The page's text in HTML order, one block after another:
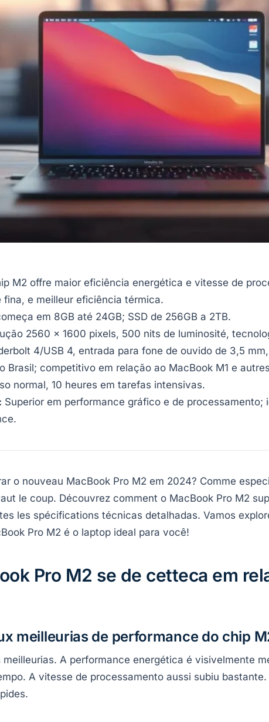
M2 offre maior eficiência energética e vitesse de
fina, e meilleur eficiência térmica.
em 8GB até 24GB; SSD de 256GB a 2TB.
2560 x 1600 pixels, 500 nits de luminosité,
4/USB 4, entrada para fone de ouvido de 3,5
Brasil; competitivo em relação ao MacBook M1 e
normal, 10 heures em tarefas intensivas.
Superior em performance gráfico e de
o nouveau MacBook Pro M2 em 2024? Comme
le coup. Découvrez comment o MacBook Pro M2
les spécifications técnicas detalhadas. Vamos
Pro M2 é o laptop ideal para você!
Pro M2 se de cetteca em
meilleurias de performance do chip
A performance energética é visivelmente
A vitesse de processamento aussi subiu